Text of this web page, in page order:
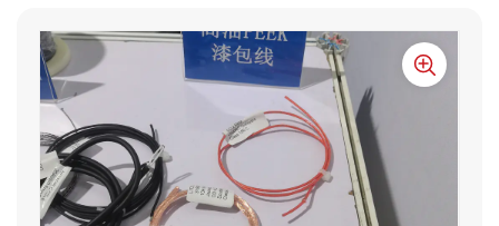
Italiano
Polski